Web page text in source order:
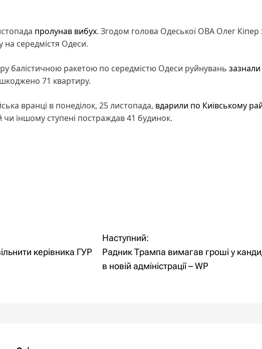
пролунав вибух. Згодом голова Одеської ОВА Олег
на середмістя Одеси.
балістичною ракетою по середмістю Одеси руйнувань
71 квартиру.
вранці в понеділок, 25 листопада, вдарили по Київському
чи іншому ступені постраждав 41 будинок.
керівника ГУР
Наступний:
Радник Трампа вимагав гроші у
в новій адміністрації – WP